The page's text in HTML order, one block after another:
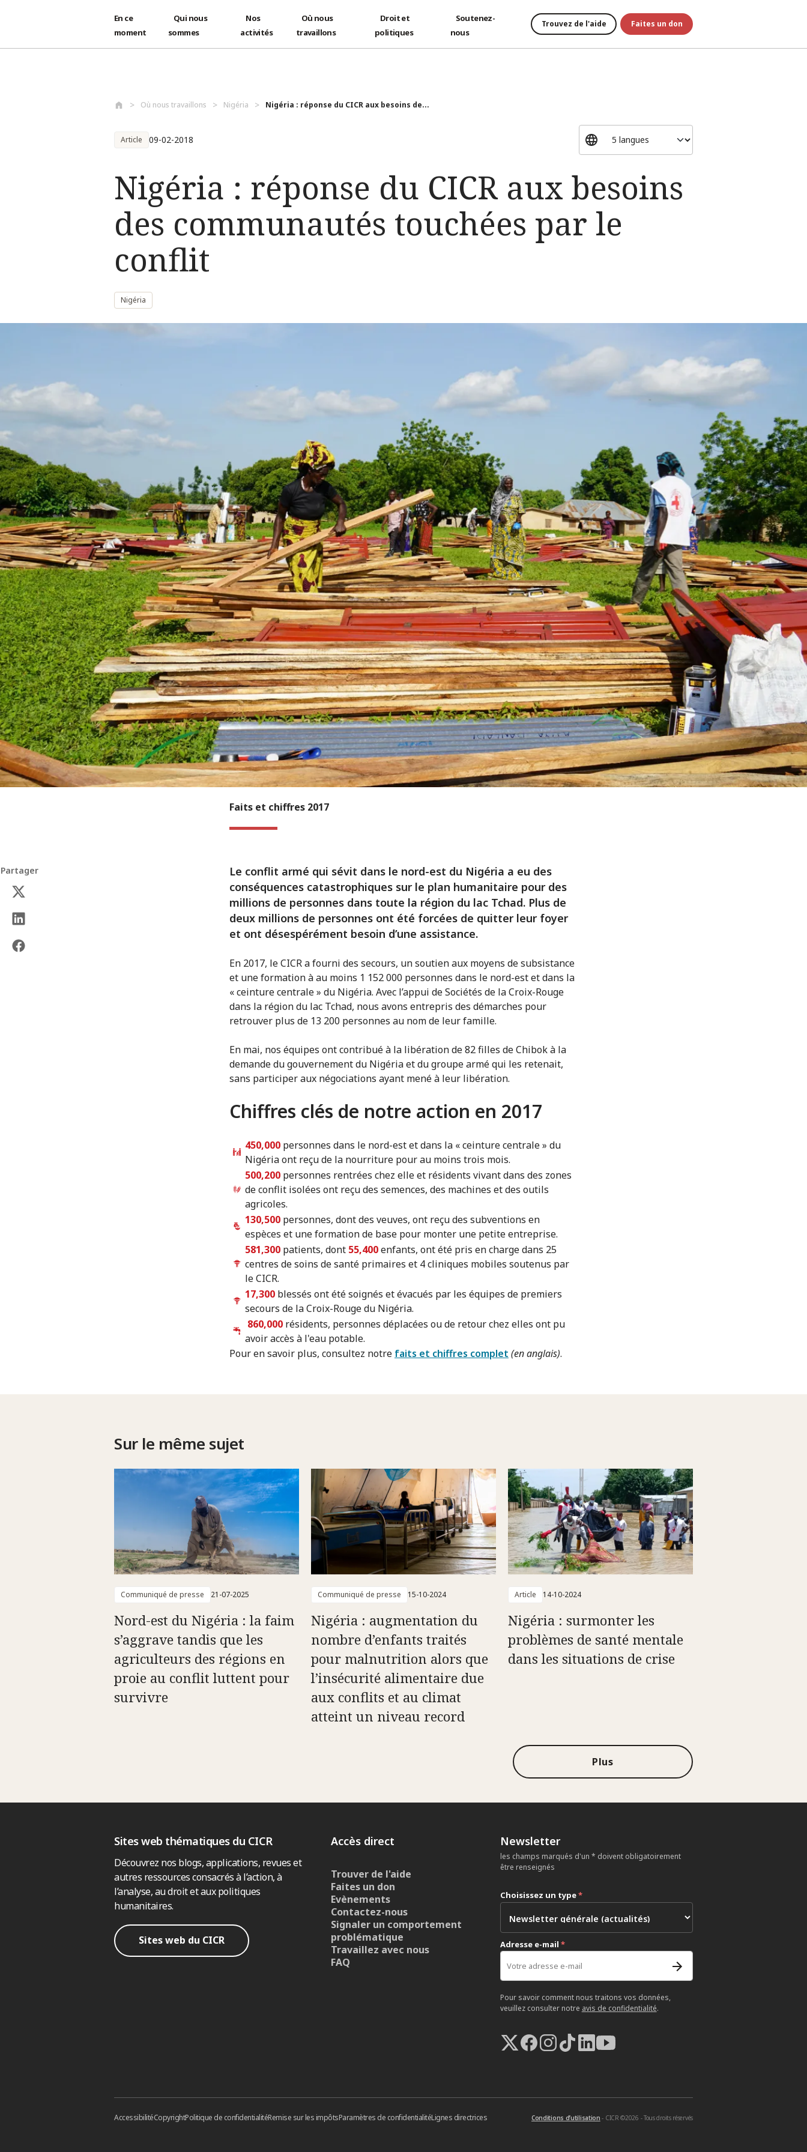
En ce
moment
Qui nous
sommes
Nos
activités
Où nous
travaillons
Droit et
politiques
Soutenez-
nous
Trouvez de l'aide Faites un don
Où nous travaillons Nigéria Nigéria : réponse du CICR aux besoins de...
Article 09-02-2018
Nigéria : réponse du CICR aux besoins
des communautés touchées par le
conflit
Nigéria
Faits et chiffres 2017
Partager
Le conflit armé qui sévit dans le nord-est du Nigéria a eu des
conséquences catastrophiques sur le plan humanitaire pour des
millions de personnes dans toute la région du lac Tchad. Plus de
deux millions de personnes ont été forcées de quitter leur foyer
et ont désespérément besoin d’une assistance.
En 2017, le CICR a fourni des secours, un soutien aux moyens de subsistance
et une formation à au moins 1 152 000 personnes dans le nord-est et dans la
« ceinture centrale » du Nigéria. Avec l’appui de Sociétés de la Croix-Rouge
dans la région du lac Tchad, nous avons entrepris des démarches pour
retrouver plus de 13 200 personnes au nom de leur famille.
En mai, nos équipes ont contribué à la libération de 82 filles de Chibok à la
demande du gouvernement du Nigéria et du groupe armé qui les retenait,
sans participer aux négociations ayant mené à leur libération.
Chiffres clés de notre action en 2017
450,000 personnes dans le nord-est et dans la « ceinture centrale » du
Nigéria ont reçu de la nourriture pour au moins trois mois.
500,200 personnes rentrées chez elle et résidents vivant dans des zones
de conflit isolées ont reçu des semences, des machines et des outils
agricoles.
130,500 personnes, dont des veuves, ont reçu des subventions en
espèces et une formation de base pour monter une petite entreprise.
581,300 patients, dont 55,400enfants, ont été pris en charge dans 25
centres de soins de santé primaires et 4 cliniques mobiles soutenus par
le CICR.
17,300 blessés ont été soignés et évacués par les équipes de premiers
secours de la Croix-Rouge du Nigéria.
860,000 résidents, personnes déplacées ou de retour chez elles ont pu
avoir accès à l'eau potable.
Pour en savoir plus, consultez notre faits et chiffres complet (en anglais).
Sur le même sujet
Communiqué de presse 21-07-2025
Nord-est du Nigéria : la faim
s’aggrave tandis que les
agriculteurs des régions en
proie au conflit luttent pour
survivre
Communiqué de presse 15-10-2024
Nigéria : augmentation du
nombre d’enfants traités
pour malnutrition alors que
l’insécurité alimentaire due
aux conflits et au climat
atteint un niveau record
Article 14-10-2024
Nigéria : surmonter les
problèmes de santé mentale
dans les situations de crise
Plus
Sites web thématiques du CICR
Découvrez nos blogs, applications, revues et
autres ressources consacrés à l’action, à
l’analyse, au droit et aux politiques
humanitaires.
Sites web du CICR
Accès direct
Trouver de l'aide
Faites un don
Evènements
Contactez-nous
Signaler un comportement
problématique
Travaillez avec nous
FAQ
Newsletter
les champs marqués d'un * doivent obligatoirement
être renseignés
Choisissez un type*
Adresse e-mail *
Pour savoir comment nous traitons vos données,
veuillez consulter notre avis de confidentialité.
AccessibilitéCopyrightPolitique de confidentialitéRemise sur les impôtsParamètres de confidentialitéLignes directrices Conditions d’utilisation - CICR ©2026 - Tous droits réservés